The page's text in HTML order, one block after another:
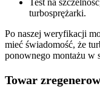
turbosprężarki.
Po naszej weryfikacji
mieć świadomość, że
ponownego montażu w
Towar